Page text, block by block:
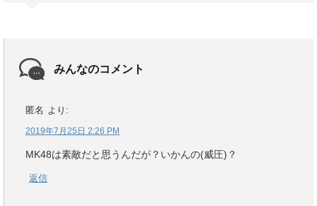
みんなのコメント
匿名 より:
2019年7月25日 2:26 PM
MK48は素敵だと思うんだが？いかんの(威圧)？
返信